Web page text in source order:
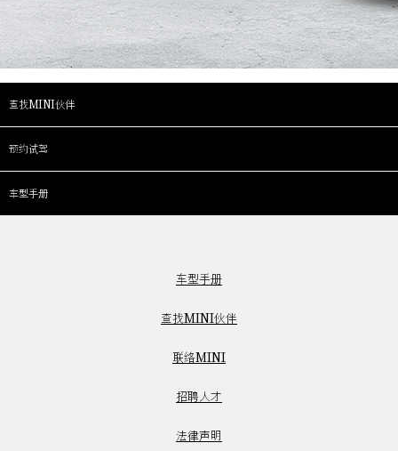
查找MINI伙伴
预约试驾
车型手册
车型手册
查找MINI伙伴
联络MINI
招聘人才
法律声明